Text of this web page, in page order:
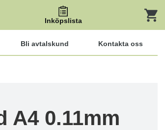
Inköpslista
Bli avtalskund Kontakta oss
A4 0.11mm